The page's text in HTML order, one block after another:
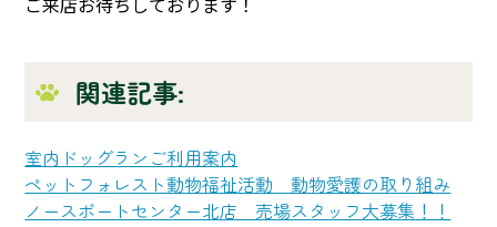
関連記事:
室内ドッグランご利用案内
ペットフォレスト動物福祉活動 動物愛護の取り組み
ノースポートセンター北店 売場スタッフ大募集！！